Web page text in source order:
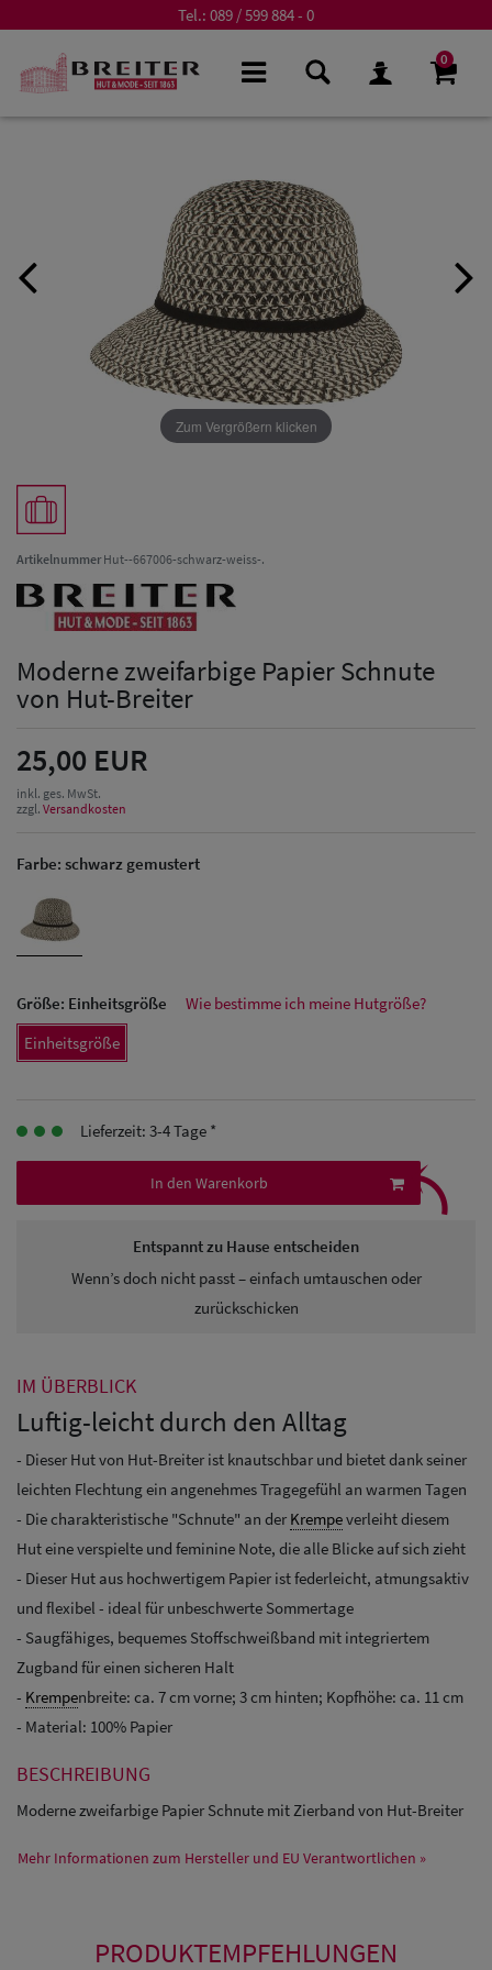
Tel.: 089 / 599 884 - 0
0
Herren
Baseball Cpas
Schutz Caps
Zum Vergrößern klicken
ArtikelnummerHut--667006-schwarz-weiss-.
Moderne zweifarbige Papier Schnute
von Hut-Breiter
25,00 EUR
inkl. ges. MwSt.
zzgl. Versandkosten
Farbe: schwarz gemustert
Größe: Einheitsgröße
Wie bestimme ich meine Hutgröße?
Einheitsgröße
Lieferzeit: 3-4 Tage *
In den Warenkorb
Entspannt zu Hause entscheiden
Wenn’s doch nicht passt – einfach umtauschen oder
zurückschicken
⤹
IM ÜBERBLICK
Luftig-leicht durch den Alltag
- Dieser Hut von Hut-Breiter ist knautschbar und bietet dank seiner
leichten Flechtung ein angenehmes Tragegefühl an warmen Tagen
- Die charakteristische "Schnute" an der Krempeverleiht diesem
Hut eine verspielte und feminine Note, die alle Blicke auf sich zieht
- Dieser Hut aus hochwertigem Papier ist federleicht, atmungsaktiv
und flexibel - ideal für unbeschwerte Sommertage
- Saugfähiges, bequemes Stoffschweißband mit integriertem
Zugband für einen sicheren Halt
- Krempenbreite: ca. 7 cm vorne; 3 cm hinten; Kopfhöhe: ca. 11 cm
- Material: 100% Papier
BESCHREIBUNG
Moderne zweifarbige Papier Schnute mit Zierband von Hut-Breiter
Mehr Informationen zum Hersteller und EU Verantwortlichen »
PRODUKTEMPFEHLUNGEN